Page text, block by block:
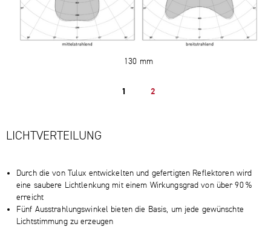
130 mm
1 2
LICHTVERTEILUNG
Durch die von Tulux entwickelten und gefertigten Reflektoren wird
eine saubere Lichtlenkung mit einem Wirkungsgrad von über 90 %
erreicht
Fünf Ausstrahlungswinkel bieten die Basis, um jede gewünschte
Lichtstimmung zu erzeugen